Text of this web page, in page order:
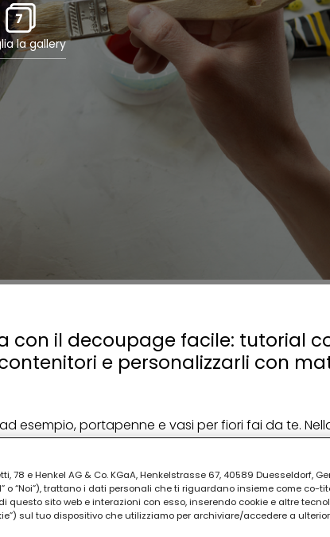
7
la gallery
il decoupage facile: tutorial
e personalizzarli con
esempio, portapenne e vasi per fiori fai da te.
dei regali fai da te con materiali riciclati.
o delle immagini ritagliate dai tovaglioli, per
78 e Henkel AG & Co. KGaA, Henkelstrasse 67, 40589 Duesseldorf,
o “Noi”), trattano i dati personali che ti riguardano insieme come co-
questo sito web e interazioni con esso, inserendo cookie e altre
sul tuo dispositivo che utilizziamo per archiviare/accedere a